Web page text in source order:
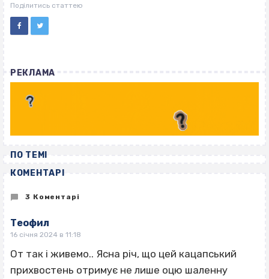
Поділитись статтею
РЕКЛАМА
ПО ТЕМІ
КОМЕНТАРІ
3 Коментарі
Теофил
16 січня 2024 в 11:18
От так і живемо.. Ясна річ, що цей кацапський
прихвостень отримує не лише оцю шаленну